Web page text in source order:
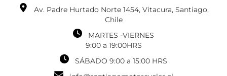
Av. Padre Hurtado Norte 1454, Vitacura, Santiago,
Chile
MARTES -VIERNES
‎‎‎9:00 a 19:00HRS
SÁBADO 9:00 a 15:00 HRS